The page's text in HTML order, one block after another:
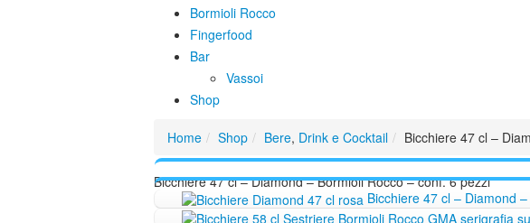
Bormioli Rocco
Fingerfood
Bar
Vassoi
Shop
Home Shop Bere, Drink e Cocktail Bicchiere 47 cl –
Bicchiere 47 cl – Diamond – Bormioli Rocco – conf. 6 pezzi
Bicchiere 47 cl – Diamond